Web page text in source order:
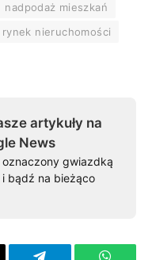
nadpodaż mieszkań
rynek nieruchomości
artykuły na
News
gwiazdką
bądź na bieżąco